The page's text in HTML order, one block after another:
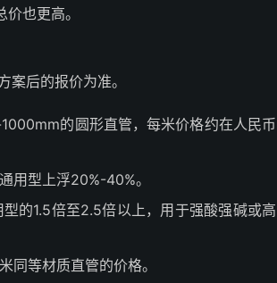
也更高。
后的报价为准。
的圆形直管，每米价格约在人民币
用型上浮20%-40%。
的1.5倍至2.5倍以上，用于强酸强碱或高
同等材质直管的价格。